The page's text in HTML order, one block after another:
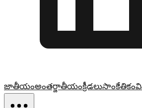
జాతీయంఅంతర్జాతీయంక్రీడలుసాంకేతికం